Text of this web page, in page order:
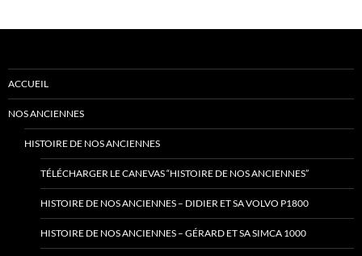
ACCUEIL
NOS ANCIENNES
HISTOIRE DE NOS ANCIENNES
TÉLÉCHARGER LE CANEVAS “HISTOIRE DE NOS ANCIENNES”
HISTOIRE DE NOS ANCIENNES – DIDIER ET SA VOLVO P1800
HISTOIRE DE NOS ANCIENNES – GÉRARD ET SA SIMCA 1000